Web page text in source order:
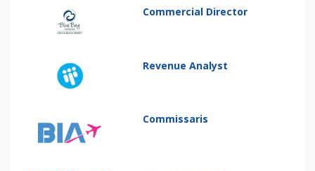
Commercial Director
Revenue Analyst
Commissaris